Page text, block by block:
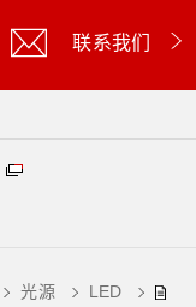
联系我们
光源 LED